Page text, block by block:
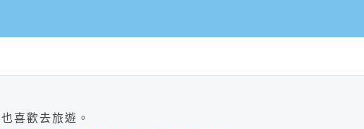
喜歡去旅遊。